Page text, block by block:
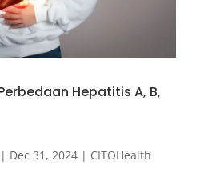
Hepatitis A, B,
| Dec 31, 2024| CITOHealth